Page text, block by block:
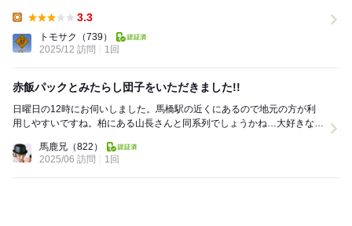
3.3
トモサク
（739）
2025/12 訪問
1回
赤飯パックとみたらし団子をいただきました!!
日曜日の12時にお伺いしました。馬橋駅の近くにあるので地元の方が利
用しやすいですね。柏にある山長さんと同系列でしょうかね…大好きな赤
馬鹿兄 （822）
2025/06 訪問
1回